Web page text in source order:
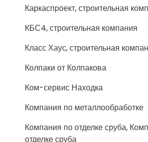
Каркаспроект, строительная
КБС4, строительная компания
Класс Хаус, строительная
Колпаки от Колпакова
Ком-сервис Находка
Компания по металлообработке
Компания по отделке сруба,
отделке сруба